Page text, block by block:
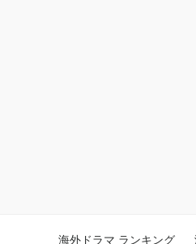
海外ドラマ ランキング